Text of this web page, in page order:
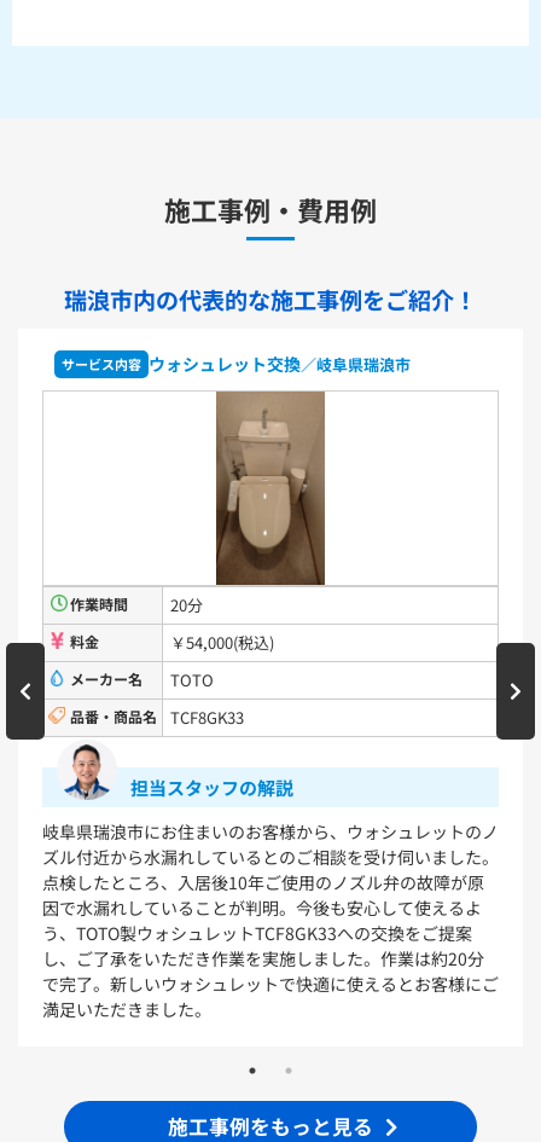
TKS05321Z TKS05305JA TKS05305ZA
TKS05301J TKS05311J TKS05310J
洗面化粧台用水栓金具
TLHG30ES TLHG30ERZ
TLHG31AEFR
TLHG31AEFZ TLHG30EGR TLHG30EGZ
TLS05301J TLS05301Z TLG05301J TLG05301Z
LF-E345SYCN
TBV03401J1 TBV03401Z1
洗面化粧台
VシリーズLMPB060A1GDC1G+LDPB060BAGEN2
VシリーズLMPB075A1GDC1G+LDPB075BAGEN2
VシリーズLMPB075A3GDC1G+LDPB075BAGEN2
VシリーズLMPB075B1GDC1G+LDPB075BAGEN2
浴室
シンラ サザナ
キッチン
施工事例・費用例
瑞浪市内の代表的な施工事例をご紹介！
ウォシュレット交換／岐阜県瑞浪市
20分
￥54,000(税込)
名 TOTO
TCF8GK33
担当スタッフの解説
市にお住まいのお客様から、ウォシュレットのノ
ら水漏れしているとのご相談を受け伺いました。
ころ、入居後10年ご使用のノズル弁の故障が原
していることが判明。今後も安心して使えるよ
製ウォシュレットTCF8GK33への交換をご提案
をいただき作業を実施しました。作業は約20分
しいウォシュレットで快適に使えるとお客様にご
きました。
料金
メーカー
岐阜県瑞浪
ら水が漏れ
ころ、約15
した。今後
いることを
TKGG31E
了し、新し
施工事例をもっと見る